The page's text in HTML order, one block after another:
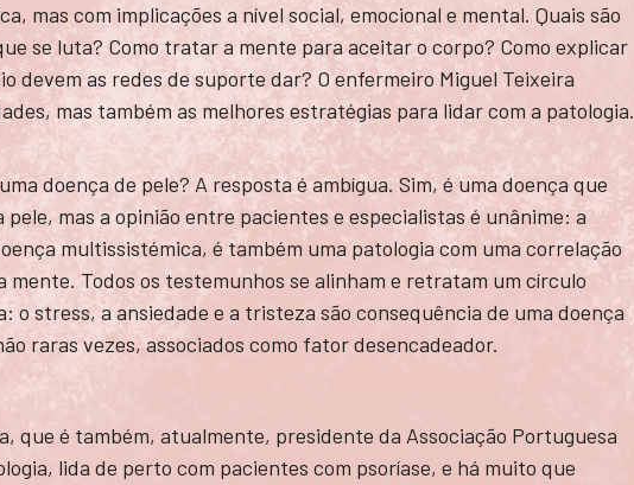
mas com implicações a nível social, emocional e mental. Quais são
se luta? Como tratar a mente para aceitar o corpo? Como explicar
devem as redes de suporte dar? O enfermeiro Miguel Teixeira
mas também as melhores estratégias para lidar com a patologia.
doença de pele? A resposta é ambígua. Sim, é uma doença que
mas a opinião entre pacientes e especialistas é unânime: a
multissistémica, é também uma patologia com uma correlação
mente. Todos os testemunhos se alinham e retratam um círculo
o stress, a ansiedade e a tristeza são consequência de uma doença
raras vezes, associados como fator desencadeador.
que é também, atualmente, presidente da Associação Portuguesa
lida de perto com pacientes com psoríase, e há muito que